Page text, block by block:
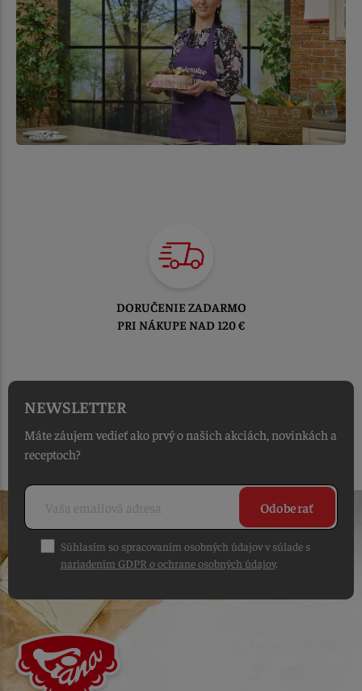
DORUČENIE ZADARMO
PRI NÁKUPE NAD 120 €
NEWSLETTER
Máte záujem vedieť ako prvý o našich akciách, novinkách a
receptoch?
Odoberať
Súhlasím so spracovaním osobných údajov v súlade s
nariadením GDPR o ochrane osobných údajov.